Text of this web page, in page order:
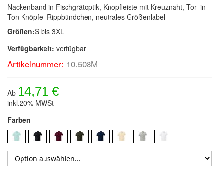
Nackenband in Fischgrätoptik, Knopfleiste mit Kreuznaht, Ton-in-
Ton Knöpfe, Rippbündchen, neutrales Größenlabel
Größen:S bis 3XL
Verfügbarkeit: verfügbar
Artikelnummer: 10.508M
Ab 14,71 €
inkl.20% MWSt
Farben